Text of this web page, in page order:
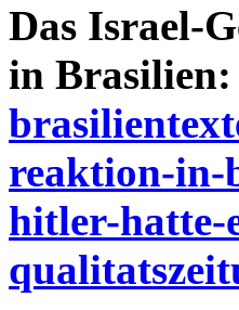
Das Israel-
in Brasilien:
reaktion-in-
hitler-hatte-